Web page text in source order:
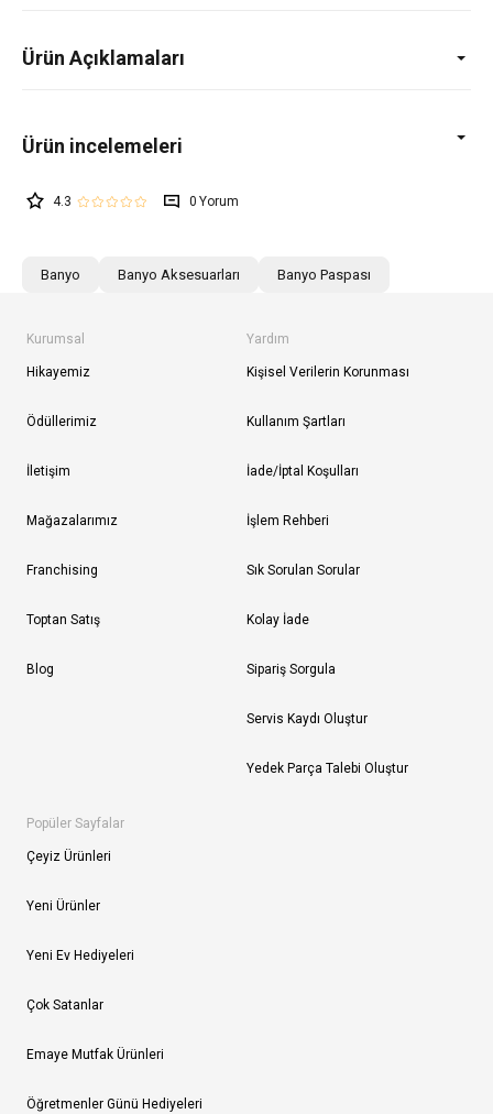
Ürün Açıklamaları
4.3 0
Banyo Banyo Aksesuarları Banyo Paspası
Kurumsal
Hikayemiz
Ödüllerimiz
İletişim
Mağazalarımız
Franchising
Toptan Satış
Blog
Yardım
Kişisel Verilerin Korunması
Kullanım Şartları
İade/İptal Koşulları
İşlem Rehberi
Sık Sorulan Sorular
Kolay İade
Sipariş Sorgula
Servis Kaydı Oluştur
Yedek Parça Talebi Oluştur
Popüler Sayfalar
Çeyiz Ürünleri
Yeni Ürünler
Yeni Ev Hediyeleri
Çok Satanlar
Emaye Mutfak Ürünleri
Öğretmenler Günü Hediyeleri